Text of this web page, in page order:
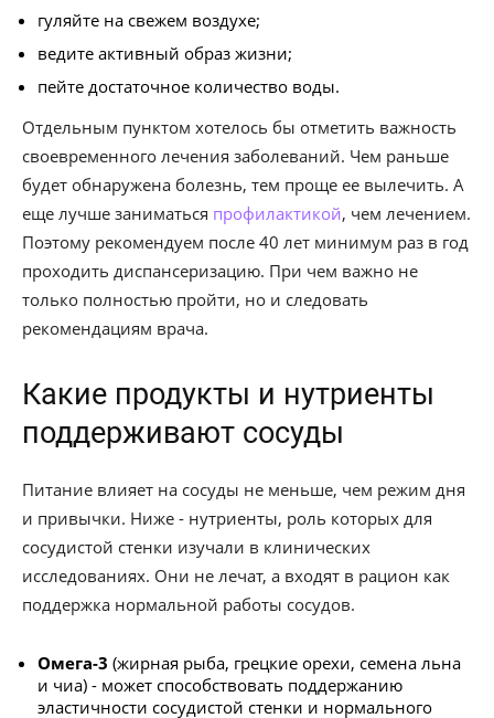
гуляйте на свежем воздухе;
ведите активный образ жизни;
пейте достаточное количество воды.
Отдельным пунктом хотелось бы отметить важность
своевременного лечения заболеваний. Чем раньше
будет обнаружена болезнь, тем проще ее вылечить. А
еще лучше заниматься профилактикой, чем лечением.
Поэтому рекомендуем после 40 лет минимум раз в год
проходить диспансеризацию. При чем важно не
только полностью пройти, но и следовать
рекомендациям врача.
Какие продукты и нутриенты
поддерживают сосуды
Питание влияет на сосуды не меньше, чем режим дня
и привычки. Ниже - нутриенты, роль которых для
сосудистой стенки изучали в клинических
исследованиях. Они не лечат, а входят в рацион как
поддержка нормальной работы сосудов.
Омега-3 (жирная рыба, грецкие орехи, семена льна
и чиа) - может способствовать поддержанию
эластичности сосудистой стенки и нормального